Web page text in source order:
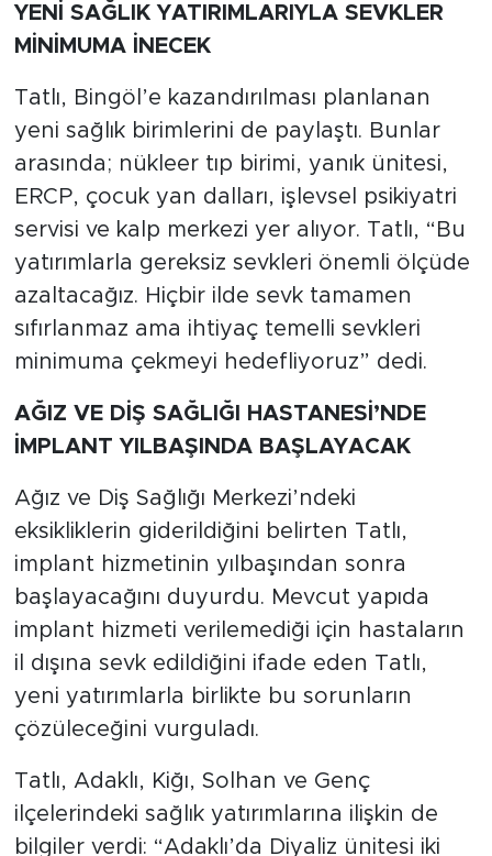
YENİ SAĞLIK YATIRIMLARIYLA SEVKLER
MİNİMUMA İNECEK
Tatlı, Bingöl’e kazandırılması planlanan
yeni sağlık birimlerini de paylaştı. Bunlar
arasında; nükleer tıp birimi, yanık ünitesi,
ERCP, çocuk yan dalları, işlevsel psikiyatri
servisi ve kalp merkezi yer alıyor. Tatlı, “Bu
yatırımlarla gereksiz sevkleri önemli ölçüde
azaltacağız. Hiçbir ilde sevk tamamen
sıfırlanmaz ama ihtiyaç temelli sevkleri
minimuma çekmeyi hedefliyoruz” dedi.
AĞIZ VE DİŞ SAĞLIĞI HASTANESİ’NDE
İMPLANT YILBAŞINDA BAŞLAYACAK
Ağız ve Diş Sağlığı Merkezi’ndeki
eksikliklerin giderildiğini belirten Tatlı,
implant hizmetinin yılbaşından sonra
başlayacağını duyurdu. Mevcut yapıda
implant hizmeti verilemediği için hastaların
il dışına sevk edildiğini ifade eden Tatlı,
yeni yatırımlarla birlikte bu sorunların
çözüleceğini vurguladı.
Tatlı, Adaklı, Kiğı, Solhan ve Genç
ilçelerindeki sağlık yatırımlarına ilişkin de
bilgiler verdi: “Adaklı’da Diyaliz ünitesi iki